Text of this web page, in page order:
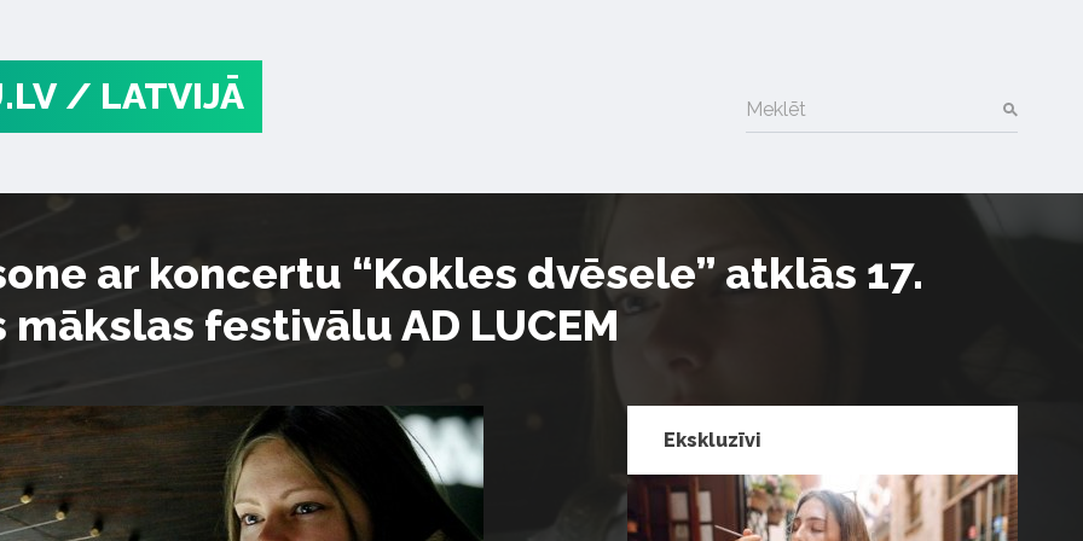
/ LATVIJĀ Meklēt
ar koncertu “Kokles dvēsele” atklās 17.
festivālu AD LUCEM
Ekskluzīvi